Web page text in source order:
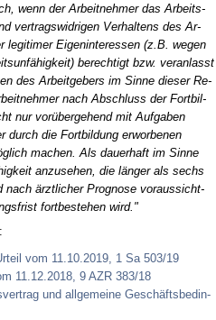
wenn der Ar­beit­neh­mer das Ar­beits­
ver­trags­wid­ri­gen Ver­hal­tens des Ar­
le­gi­ti­mer Ei­gen­in­ter­es­sen (z.B. we­gen
be­rech­tigt bzw. ver­an­lasst
des Ar­beit­ge­bers im Sin­ne die­ser Re­
nach Ab­schluss der Fort­bil­
nur vorüber­ge­hend mit Auf­ga­ben
durch die Fort­bil­dung er­wor­be­nen
ma­chen. Als dau­er­haft im Sin­ne
an­zu­se­hen, die länger als sechs
nach ärzt­li­cher Pro­gno­se vor­aus­sicht­
fort­be­ste­hen wird."
vom 11.10.2019, 1 Sa 503/19
11.12.2018, 9 AZR 383/18
und all­ge­mei­ne Geschäfts­be­din­